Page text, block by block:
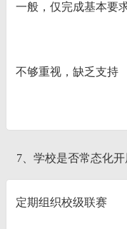
一般，仅完成基本要
不够重视，缺乏支持
7、学校是否常态化
定期组织校级联赛